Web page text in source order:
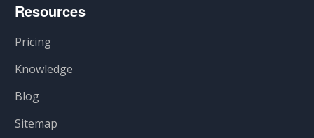
Resources
Pricing
Knowledge
Blog
Sitemap